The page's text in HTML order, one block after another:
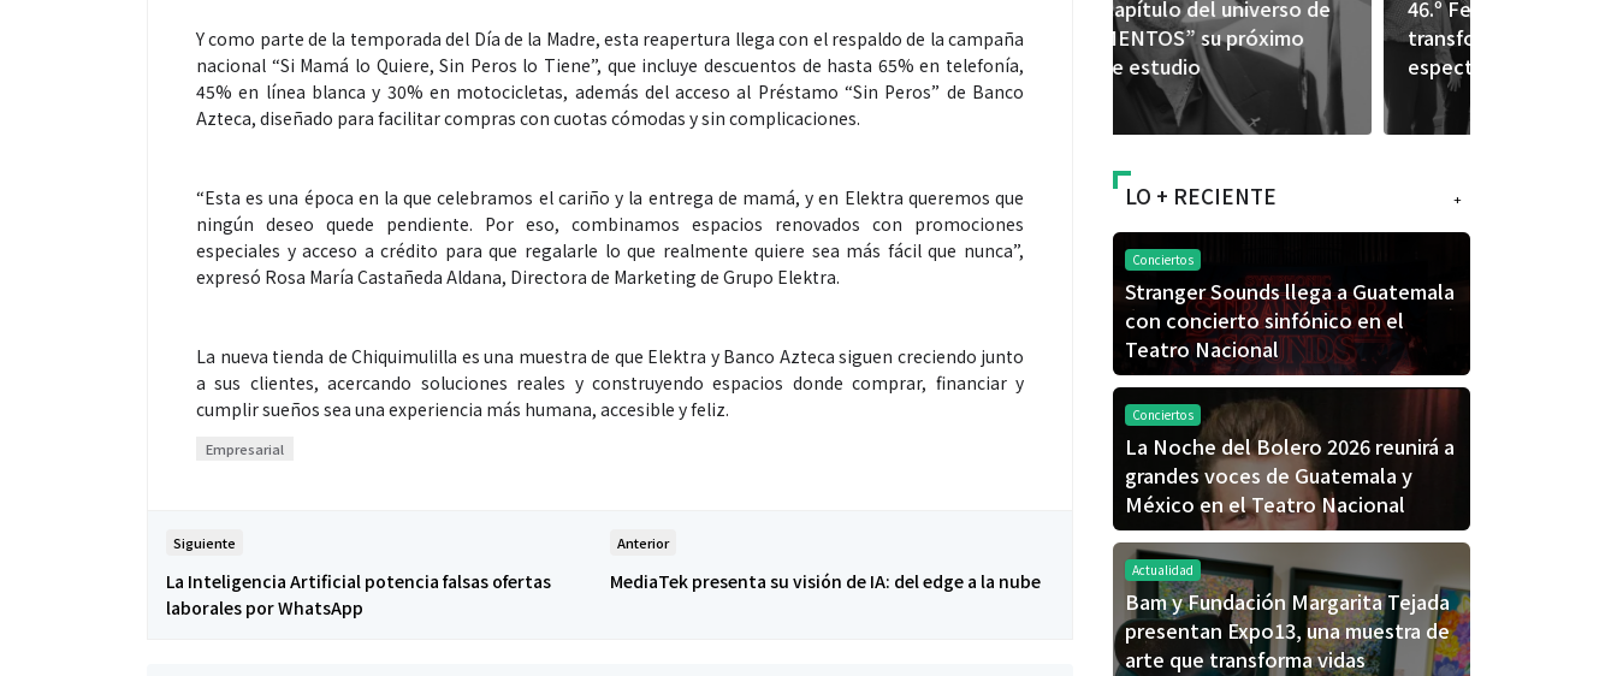
Y como parte de la temporada del Día de la Madre, esta reapertura llega con el respaldo de la campaña
nacional “Si Mamá lo Quiere, Sin Peros lo Tiene”, que incluye descuentos de hasta 65% en telefonía,
45% en línea blanca y 30% en motocicletas, además del acceso al Préstamo “Sin Peros” de Banco
Azteca, diseñado para facilitar compras con cuotas cómodas y sin complicaciones.
“Esta es una época en la que celebramos el cariño y la entrega de mamá, y en Elektra queremos que
ningún deseo quede pendiente. Por eso, combinamos espacios renovados con promociones
especiales y acceso a crédito para que regalarle lo que realmente quiere sea más fácil que nunca”,
expresó Rosa María Castañeda Aldana, Directora de Marketing de Grupo Elektra.
La nueva tienda de Chiquimulilla es una muestra de que Elektra y Banco Azteca siguen creciendo junto
a sus clientes, acercando soluciones reales y construyendo espacios donde comprar, financiar y
cumplir sueños sea una experiencia más humana, accesible y feliz.
Empresarial
Siguiente
La Inteligencia Artificial potencia falsas ofertas
laborales por WhatsApp
Anterior
MediaTek presenta su visión de IA: del edge a la nube
46.º Festival de Marimba Paiz
transforma la tradición en un
espectáculo para todos
“FRAGMENTOS” su próximo
álbum de estudio
mundial en Spotify y Billboard
transforma la tradición en un
espectáculo para todos
+
LO + RECIENTE
Conciertos
Stranger Sounds llega a Guatemala
con concierto sinfónico en el
Teatro Nacional
Conciertos
La Noche del Bolero 2026 reunirá a
grandes voces de Guatemala y
México en el Teatro Nacional
Actualidad
Bam y Fundación Margarita Tejada
presentan Expo13, una muestra de
arte que transforma vidas